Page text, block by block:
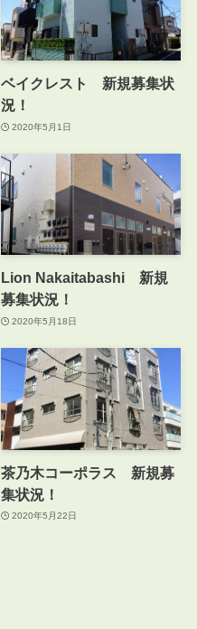
ベイクレスト 新規募集状
況！
2020年5月1日
Lion Nakaitabashi 新規
募集状況！
2020年5月18日
茶乃木コーポラス 新規募
集状況！
2020年5月22日